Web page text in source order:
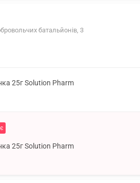
батальйонів, 3
25г Solution Pharm
25г Solution Pharm